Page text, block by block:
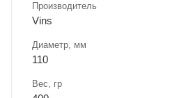
Производитель
Vins
Диаметр, мм
110
Вес, гр